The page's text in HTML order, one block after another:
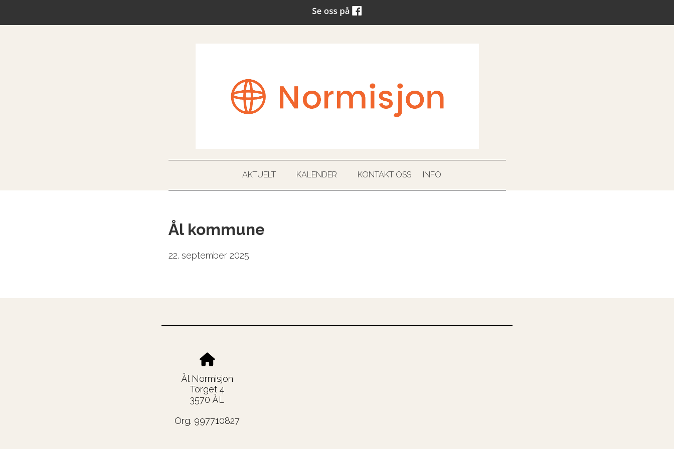
AKTUELT KALENDER KONTAKT OSS INFO
Ål kommune
22. september 2025
Ål Normisjon
Torget 4
3570 ÅL
Org. 997710827